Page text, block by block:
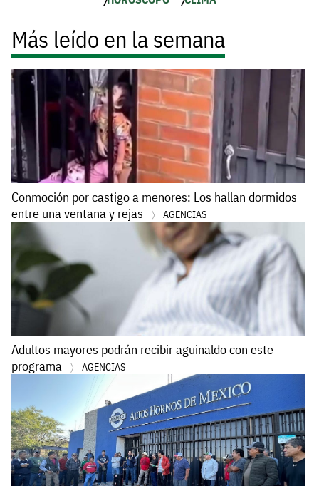
Más leído en la semana
Conmoción por castigo a menores: Los hallan dormidos
entre una ventana y rejas
AGENCIAS
Adultos mayores podrán recibir aguinaldo con este
programa
AGENCIAS